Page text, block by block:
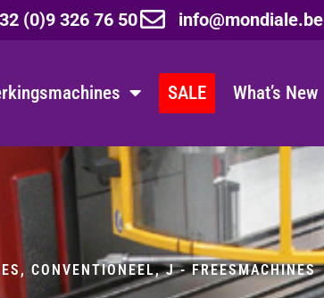
(0)9 326 76 50 info@mondiale.be
SALE What’s New
CONVENTIONEEL,J - FREESMACHINES